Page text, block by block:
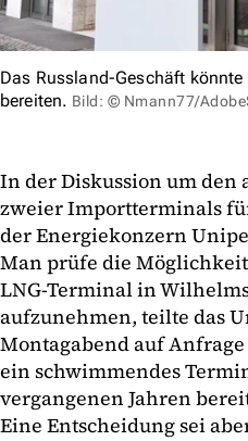
Das Russland-Geschäft
bereiten. Bild: © Nmann77/
In der Diskussion um den
zweier Importterminals
der Energiekonzern
Man prüfe die
LNG-Terminal in
aufzunehmen, teilte das
Montagabend auf
ein schwimmendes
vergangenen Jahren
Eine Entscheidung sei